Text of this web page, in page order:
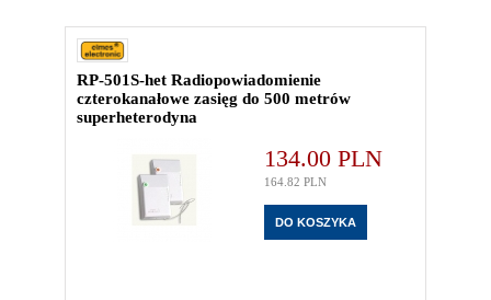
RP-501S-het Radiopowiadomienie
czterokanałowe zasięg do 500 metrów
superheterodyna
134.00 PLN
164.82 PLN